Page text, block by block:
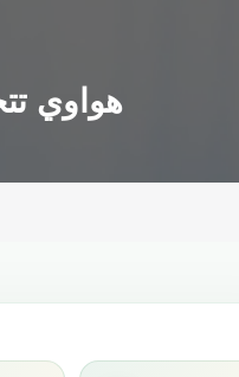
هواوي